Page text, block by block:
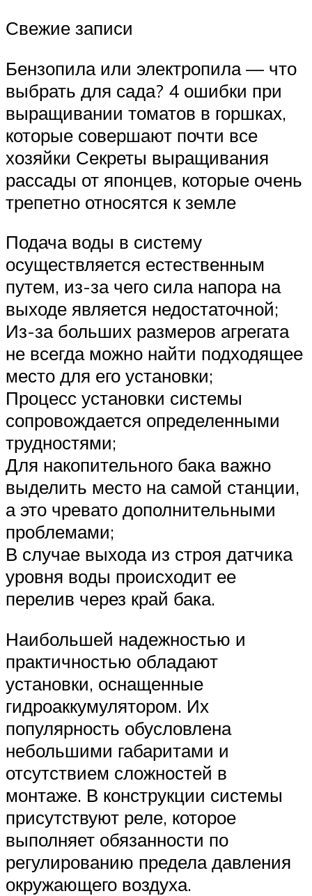
Свежие записи
Бензопила или электропила — что
выбрать для сада? 4 ошибки при
выращивании томатов в горшках,
которые совершают почти все
хозяйки Секреты выращивания
рассады от японцев, которые очень
трепетно относятся к земле
Подача воды в систему
осуществляется естественным
путем, из-за чего сила напора на
выходе является недостаточной;
Из-за больших размеров агрегата
не всегда можно найти подходящее
место для его установки;
Процесс установки системы
сопровождается определенными
трудностями;
Для накопительного бака важно
выделить место на самой станции,
а это чревато дополнительными
проблемами;
В случае выхода из строя датчика
уровня воды происходит ее
перелив через край бака.
Наибольшей надежностью и
практичностью обладают
установки, оснащенные
гидроаккумулятором. Их
популярность обусловлена
небольшими габаритами и
отсутствием сложностей в
монтаже. В конструкции системы
присутствуют реле, которое
выполняет обязанности по
регулированию предела давления
окружающего воздуха.